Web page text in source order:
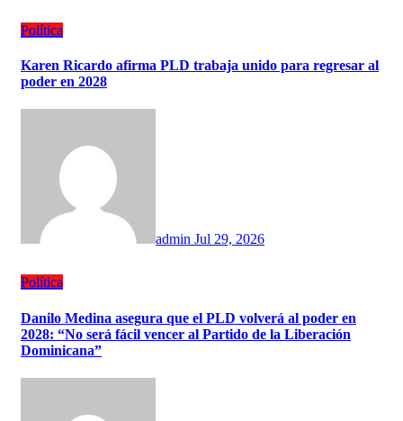
Política
Karen Ricardo afirma PLD trabaja unido para regresar al
poder en 2028
admin Jul 29, 2026
Política
Danilo Medina asegura que el PLD volverá al poder en
2028: “No será fácil vencer al Partido de la Liberación
Dominicana”